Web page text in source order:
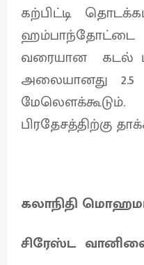
கற்பிட்டி
வரையான கடல்
அலையானது 2.5
பிரதேசத்திற்கு
கலாநிதி
சிரேஸ்ட